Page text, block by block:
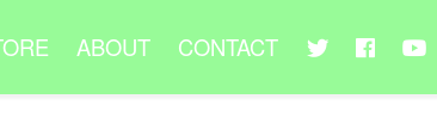
ABOUT CONTACT